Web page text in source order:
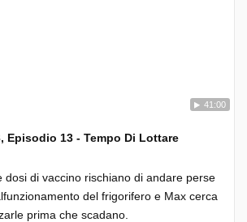
41:00
Episodio 13 - Tempo Di Lottare
dosi di vaccino rischiano di andare perse
del frigorifero e Max cerca
prima che scadano.